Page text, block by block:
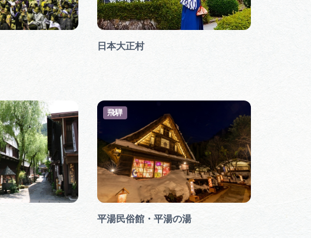
日本大正村
平湯民俗館・平湯の湯
飛騨